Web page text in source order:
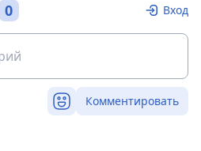
0 Вход
Комментировать